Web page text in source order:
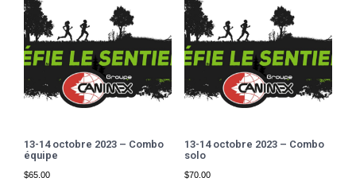
13-14 octobre 2023 – Combo
équipe
$65.00
13-14 octobre 2023 – Combo
solo
$70.00